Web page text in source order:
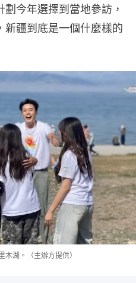
今年選擇到當地參訪，
新疆到底是一個什麼樣的
湖。（主辦方提供）